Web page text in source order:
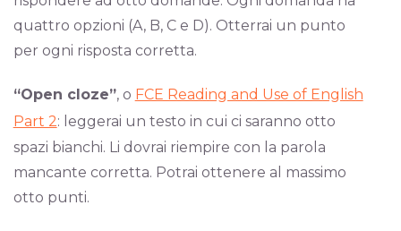
quattro opzioni (A, B, C e D). Otterrai un punto
per ogni risposta corretta.
“Open cloze”, o FCE Reading and Use of English
Part 2: leggerai un testo in cui ci saranno otto
spazi bianchi. Li dovrai riempire con la parola
mancante corretta. Potrai ottenere al massimo
otto punti.